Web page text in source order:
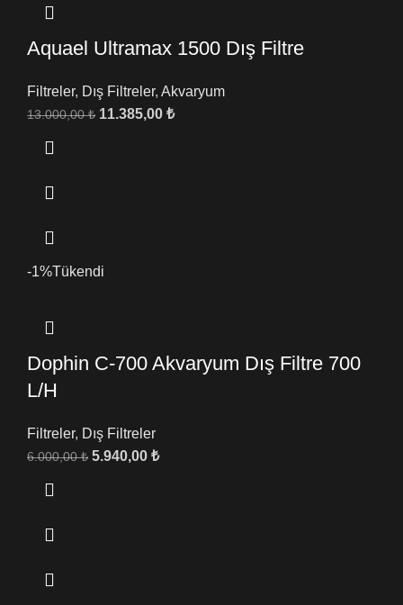
Aquael Ultramax 1500 Dış Filtre
Filtreler, Dış Filtreler, Akvaryum
13.000,00₺ 11.385,00 ₺
-1%Tükendi
Dophin C-700 Akvaryum Dış Filtre 700
L/H
Filtreler, Dış Filtreler
6.000,00₺ 5.940,00 ₺